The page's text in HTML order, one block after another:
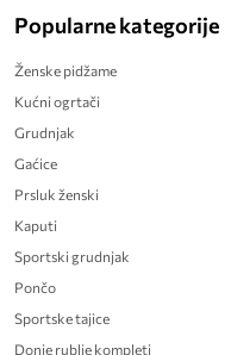
Popularne kategorije
Ženske pidžame
Kućni ogrtači
Grudnjak
Gaćice
Prsluk ženski
Kaputi
Sportski grudnjak
Pončo
Sportske tajice
Donje rublje kompleti